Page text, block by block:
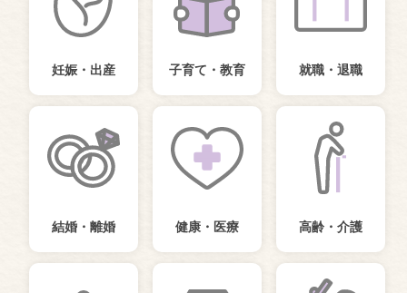
妊娠・出産 子育て・教育 就職・退職
結婚・離婚 健康・医療 高齢・介護